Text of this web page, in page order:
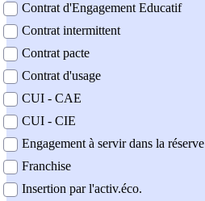
Contrat d'Engagement Educatif
Contrat intermittent
Contrat pacte
Contrat d'usage
CUI - CAE
CUI - CIE
Engagement à servir dans la réserve
Franchise
Insertion par l'activ.éco.